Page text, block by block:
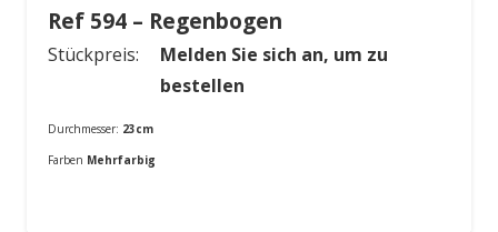
Ref 594 – Regenbogen
Stückpreis:
Melden Sie sich an, um zu
bestellen
Durchmesser: 23cm
Farben Mehrfarbig